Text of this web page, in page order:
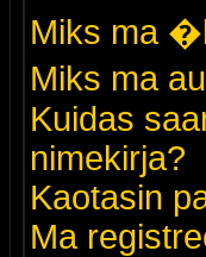
Miks ma
Miks ma
Kuidas
nimekirja?
Kaotasin
Ma